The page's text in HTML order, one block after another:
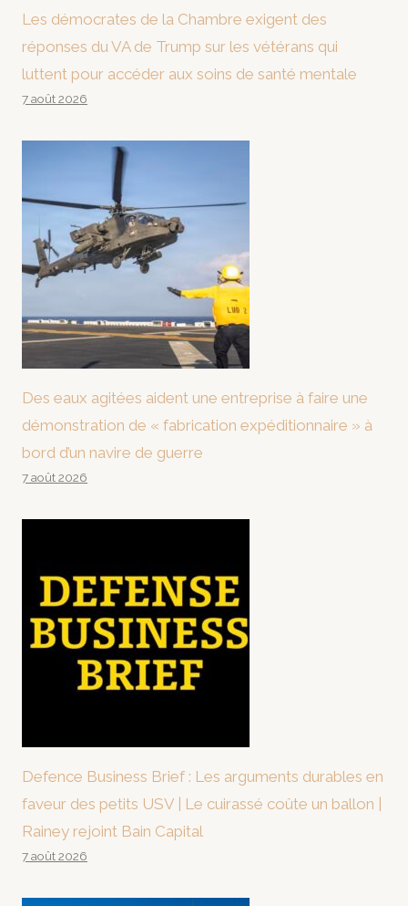
Les démocrates de la Chambre exigent des
réponses du VA de Trump sur les vétérans qui
luttent pour accéder aux soins de santé mentale
7 août 2026
Des eaux agitées aident une entreprise à faire une
démonstration de « fabrication expéditionnaire » à
bord d’un navire de guerre
7 août 2026
Defence Business Brief : Les arguments durables en
faveur des petits USV | Le cuirassé coûte un ballon |
Rainey rejoint Bain Capital
7 août 2026